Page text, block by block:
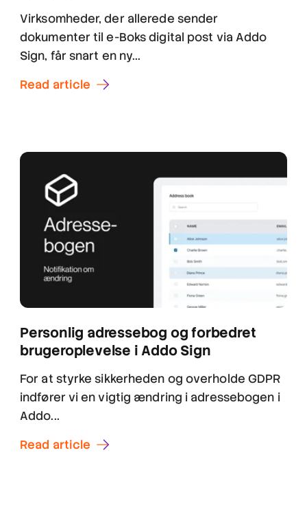
Virksomheder, der allerede sender
dokumenter til e-Boks digital post via Addo
Sign, får snart en ny...
Read article
Personlig adressebog og forbedret
brugeroplevelse i Addo Sign
For at styrke sikkerheden og overholde GDPR
indfører vi en vigtig ændring i adressebogen i
Addo...
Read article